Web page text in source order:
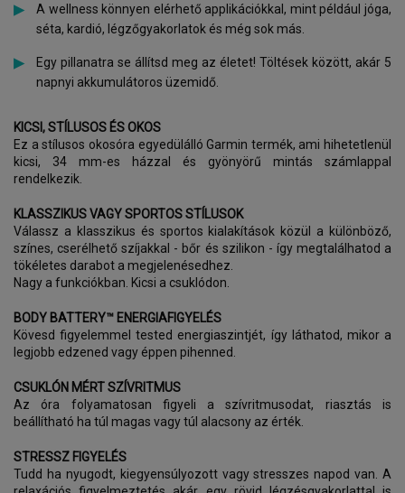
A wellness könnyen elérhető applikációkkal, mint például jóga,
séta, kardió, légzőgyakorlatok és még sok más.
Egy pillanatra se állítsd meg az életet! Töltések között, akár 5
napnyi akkumulátoros üzemidő.
KICSI, STÍLUSOS ÉS OKOS
Ez a stílusos okosóra egyedülálló Garmin termék, ami hihetetlenül
kicsi, 34 mm-es házzal és gyönyörű mintás számlappal
rendelkezik.
KLASSZIKUS VAGY SPORTOS STÍLUSOK
Válassz a klasszikus és sportos kialakítások közül a különböző,
színes, cserélhető szíjakkal - bőr és szilikon - így megtalálhatod a
tökéletes darabot a megjelenésedhez.
Nagy a funkciókban. Kicsi a csuklódon.
BODY BATTERY™ ENERGIAFIGYELÉS
Kövesd figyelemmel tested energiaszintjét, így láthatod, mikor a
legjobb edzened vagy éppen pihenned.
CSUKLÓN MÉRT SZÍVRITMUS
Az óra folyamatosan figyeli a szívritmusodat, riasztás is
beállítható ha túl magas vagy túl alacsony az érték.
STRESSZ FIGYELÉS
Tudd ha nyugodt, kiegyensúlyozott vagy stresszes napod van. A